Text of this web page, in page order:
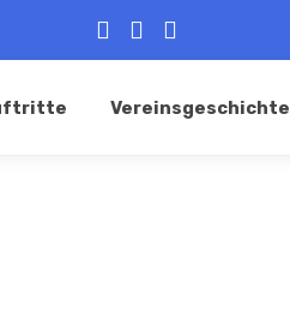
Vereinsgeschichte